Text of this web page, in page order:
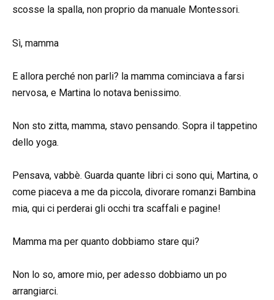
scosse la spalla, non proprio da manuale Montessori.
Sì, mamma
E allora perché non parli? la mamma cominciava a farsi
nervosa, e Martina lo notava benissimo.
Non sto zitta, mamma, stavo pensando. Sopra il tappetino
dello yoga.
Pensava, vabbè. Guarda quante libri ci sono qui, Martina, o
come piaceva a me da piccola, divorare romanzi Bambina
mia, qui ci perderai gli occhi tra scaffali e pagine!
Mamma ma per quanto dobbiamo stare qui?
Non lo so, amore mio, per adesso dobbiamo un po
arrangiarci.